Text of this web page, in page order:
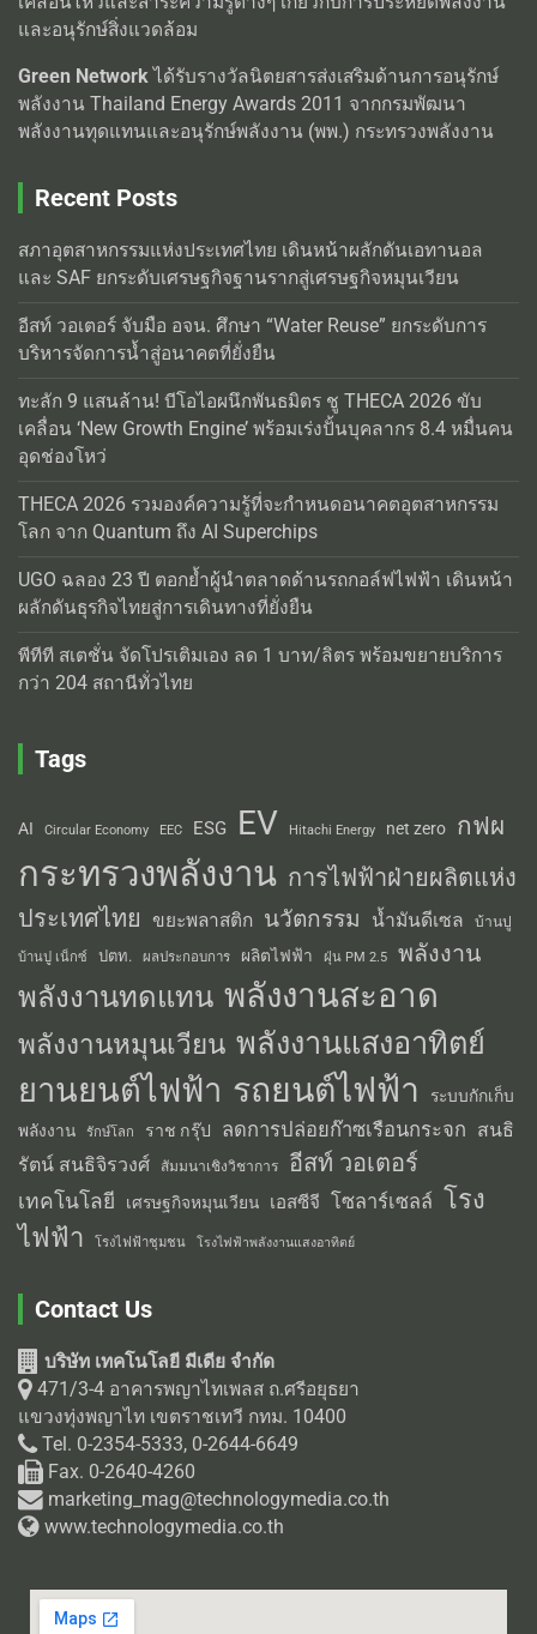
และอนุรักษ์สิ่งแวดล้อม
Green Networkได้รับรางวัลนิตยสารส่งเสริมด้านการอนุรักษ์
พลังงาน Thailand Energy Awards 2011 จากกรมพัฒนา
พลังงานทุดแทนและอนุรักษ์พลังงาน (พพ.) กระทรวงพลังงาน
Recent Posts
สภาอุตสาหกรรมแห่งประเทศไทย เดินหน้าผลักดันเอทานอล
และ SAF ยกระดับเศรษฐกิจฐานรากสู่เศรษฐกิจหมุนเวียน
อีสท์ วอเตอร์ จับมือ อจน. ศึกษา “Water Reuse” ยกระดับการ
บริหารจัดการน้ำสู่อนาคตที่ยั่งยืน
ทะลัก 9 แสนล้าน! บีโอไอผนึกพันธมิตร ชู THECA 2026 ขับ
เคลื่อน ‘New Growth Engine’ พร้อมเร่งปั้นบุคลากร 8.4 หมื่นคน
อุดช่องโหว่
THECA 2026 รวมองค์ความรู้ที่จะกำหนดอนาคตอุตสาหกรรม
โลก จาก Quantum ถึง AI Superchips
UGO ฉลอง 23 ปี ตอกย้ำผู้นำตลาดด้านรถกอล์ฟไฟฟ้า เดินหน้า
ผลักดันธุรกิจไทยสู่การเดินทางที่ยั่งยืน
พีทีที สเตชั่น จัดโปรเติมเอง ลด 1 บาท/ลิตร พร้อมขยายบริการ
กว่า 204 สถานีทั่วไทย
Tags
AI Circular Economy EEC ESG EV Hitachi Energy net zero กฟผ
กระทรวงพลังงาน การไฟฟ้าฝ่ายผลิตแห่ง
ประเทศไทย
ขยะพลาสติก นวัตกรรม น้ำมันดีเซล บ้านปู
บ้านปู เน็กซ์ ปตท. ผลประกอบการ ผลิตไฟฟ้า ฝุ่น PM 2.5 พลังงาน
พลังงานทดแทน พลังงานสะอาด
พลังงานหมุนเวียน พลังงานแสงอาทิตย์
ยานยนต์ไฟฟ้า รถยนต์ไฟฟ้า
ระบบกักเก็บ
พลังงาน
รักษ์โลก ราช กรุ๊ป ลดการปล่อยก๊าซเรือนกระจก สนธิ
รัตน์ สนธิจิรวงศ์
สัมมนาเชิงวิชาการ อีสท์ วอเตอร์
เทคโนโลยี เศรษฐกิจหมุนเวียน เอสซีจี โซลาร์เซลล์ โรง
ไฟฟ้า
โรงไฟฟ้าชุมชน โรงไฟฟ้าพลังงานแสงอาทิตย์
Contact Us
บริษัท เทคโนโลยี มีเดีย จำกัด
471/3-4 อาคารพญาไทเพลส ถ.ศรีอยุธยา
แขวงทุ่งพญาไท เขตราชเทวี กทม. 10400
Tel. 0-2354-5333, 0-2644-6649
Fax. 0-2640-4260
marketing_mag@technologymedia.co.th
www.technologymedia.co.th